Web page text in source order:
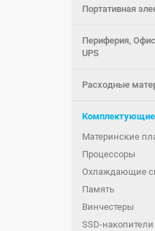
Портативная
Периферия,
UPS
Расходные
Комплектующие
Материнские
Процессоры
Охлаждающие
Память
Винчестеры
SSD-накопители